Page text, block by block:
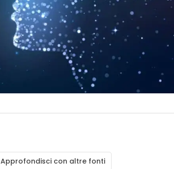
Approfondisci con altre fonti